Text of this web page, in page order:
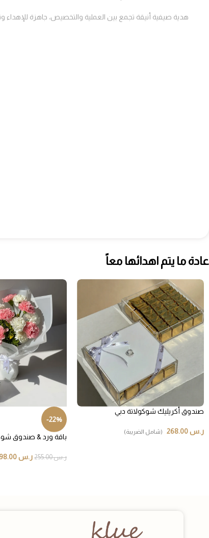
هدية صيفية أنيقة تجمع بين العملية والتخصيص، جاهزة للإهداء
عادة ما يتم اهدائها معاً
صندوق أكريليك شوكولاتة دبي
ر.س (شامل الضريبة)
-22%
باقة ورد & صندوق
ر.س255.00 ر.س198.00